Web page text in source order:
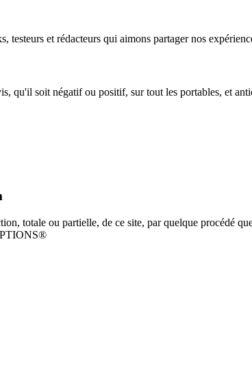
testeurs et rédacteurs qui aimons partager nos
qu'il soit négatif ou positif, sur tout les portables, et
totale ou partielle, de ce site, par quelque procédé